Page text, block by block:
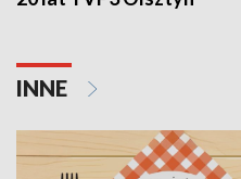
INNE